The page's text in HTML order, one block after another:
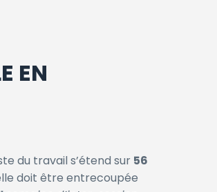
EN
du travail s’étend sur 56
doit être entrecoupée